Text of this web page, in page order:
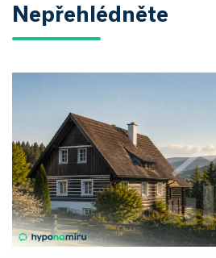
Nepřehlédněte